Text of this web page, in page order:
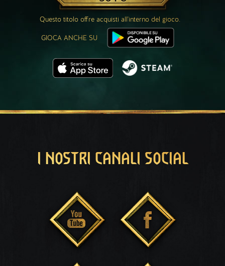
Questo titolo offre acquisti all'interno del gioco.
GIOCA ANCHE SU
I NOSTRI CANALI SOCIAL